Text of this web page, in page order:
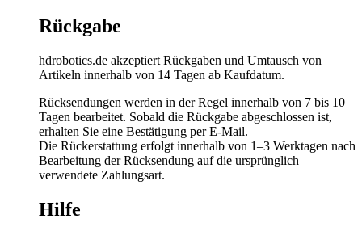
Rückgabe
hdrobotics.de akzeptiert Rückgaben und Umtausch von
Artikeln innerhalb von 14 Tagen ab Kaufdatum.
Rücksendungen werden in der Regel innerhalb von 7 bis 10
Tagen bearbeitet. Sobald die Rückgabe abgeschlossen ist,
erhalten Sie eine Bestätigung per E-Mail.
Die Rückerstattung erfolgt innerhalb von 1–3 Werktagen nach
Bearbeitung der Rücksendung auf die ursprünglich
verwendete Zahlungsart.
Hilfe